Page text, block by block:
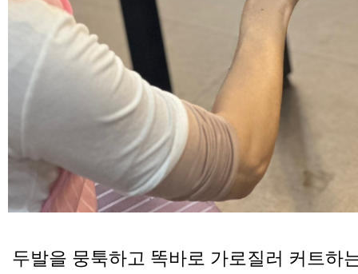
두발을 뭉툭하고 똑바로 가로질러 커트하